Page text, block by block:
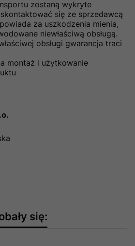
zostaną wykryte
się ze sprzedawcą
za uszkodzenia mienia,
niewłaściwą obsługą.
obsługi gwarancja traci
montaż i użytkowanie
się: